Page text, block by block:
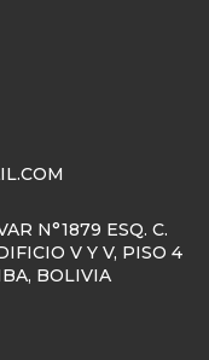
N°1879 ESQ. C.
V Y V, PISO 4
BOLIVIA